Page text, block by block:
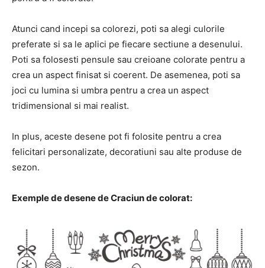
Atunci cand incepi sa colorezi, poti sa alegi culorile
preferate si sa le aplici pe fiecare sectiune a desenului.
Poti sa folosesti pensule sau creioane colorate pentru a
crea un aspect finisat si coerent. De asemenea, poti sa
joci cu lumina si umbra pentru a crea un aspect
tridimensional si mai realist.
In plus, aceste desene pot fi folosite pentru a crea
felicitari personalizate, decoratiuni sau alte produse de
sezon.
Exemple de desene de Craciun de colorat: